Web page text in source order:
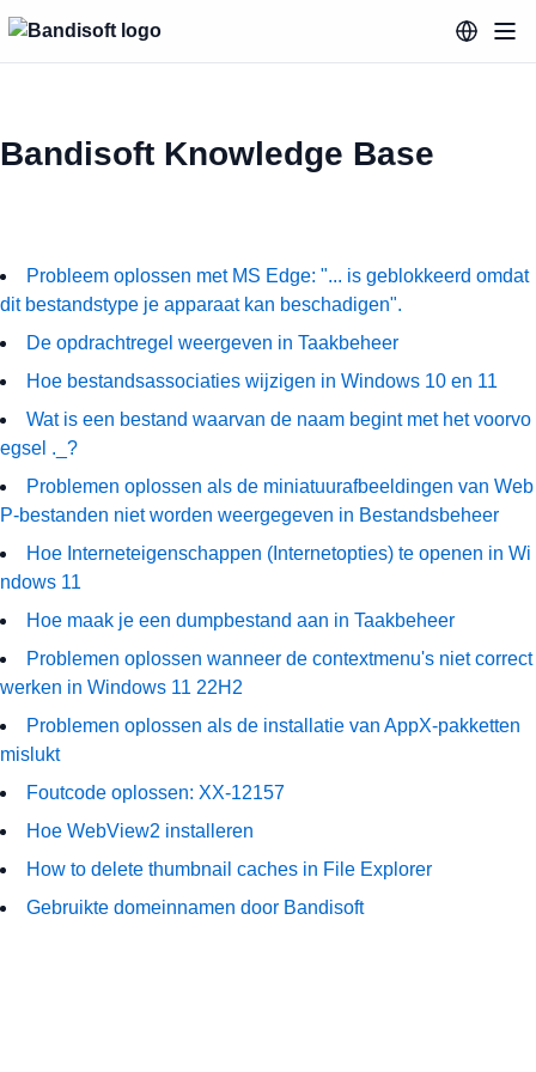
Bandisoft Knowledge Base
Probleem oplossen met MS Edge: "... is geblokkeerd omdat
dit bestandstype je apparaat kan beschadigen".
De opdrachtregel weergeven in Taakbeheer
Hoe bestandsassociaties wijzigen in Windows 10 en 11
Wat is een bestand waarvan de naam begint met het voorvo
egsel ._?
Problemen oplossen als de miniatuurafbeeldingen van Web
P-bestanden niet worden weergegeven in Bestandsbeheer
Hoe Interneteigenschappen (Internetopties) te openen in Wi
ndows 11
Hoe maak je een dumpbestand aan in Taakbeheer
Problemen oplossen wanneer de contextmenu's niet correct
werken in Windows 11 22H2
Problemen oplossen als de installatie van AppX-pakketten
mislukt
Foutcode oplossen: XX-12157
Hoe WebView2 installeren
How to delete thumbnail caches in File Explorer
Gebruikte domeinnamen door Bandisoft